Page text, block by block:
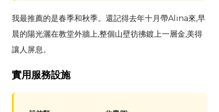
我最推薦的是春季和秋季。還記得去年十月帶Alina來,早
晨的陽光灑在教堂外牆上,整個山壁彷彿鍍上一層金,美得
讓人屏息。
實用服務設施